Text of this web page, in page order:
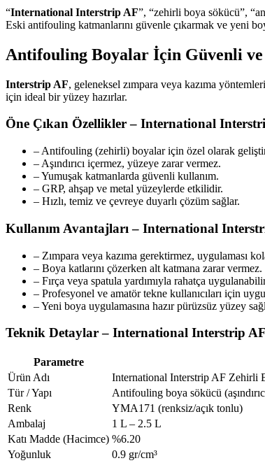
“International Interstrip AF”, “zehirli boya sökücü”,
Eski antifouling katmanlarını güvenle çıkarmak ve yeni
Antifouling Boyalar İçin Güvenli
Interstrip AF, geleneksel zımpara veya kazıma
için ideal bir yüzey hazırlar.
Öne Çıkan Özellikler – International
– Antifouling (zehirli) boyalar için özel olarak
– Aşındırıcı içermez, yüzeye zarar vermez.
– Yumuşak katmanlarda güvenli kullanım.
– GRP, ahşap ve metal yüzeylerde etkilidir.
– Hızlı, temiz ve çevreye duyarlı çözüm sağlar.
Kullanım Avantajları – International
– Zımpara veya kazıma gerektirmez, uygulaması
– Boya katlarını çözerken alt katmana zarar vermez.
– Fırça veya spatula yardımıyla rahatça
– Profesyonel ve amatör tekne kullanıcıları için
– Yeni boya uygulamasına hazır pürüzsüz yüzey
Teknik Detaylar – International Interstrip
Parametre
Ürün Adı
International Interstrip AF Zehirli
Tür / Yapı
Antifouling boya sökücü
Renk
YMA171 (renksiz/açık tonlu)
Ambalaj
1 L – 2.5 L
Katı Madde (Hacimce) %6.20
Yoğunluk
0.9 gr/cm³